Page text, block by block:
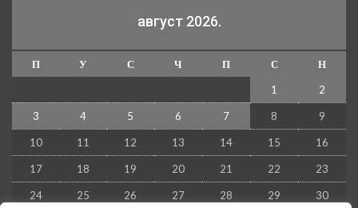
август 2026.
П У С Ч П С
Н
1
2
3 4 5 6 7 8 9
10 11 12 13 14 15 16
17 18 19 20 21 22 23
24 25 26 27 28 29 30